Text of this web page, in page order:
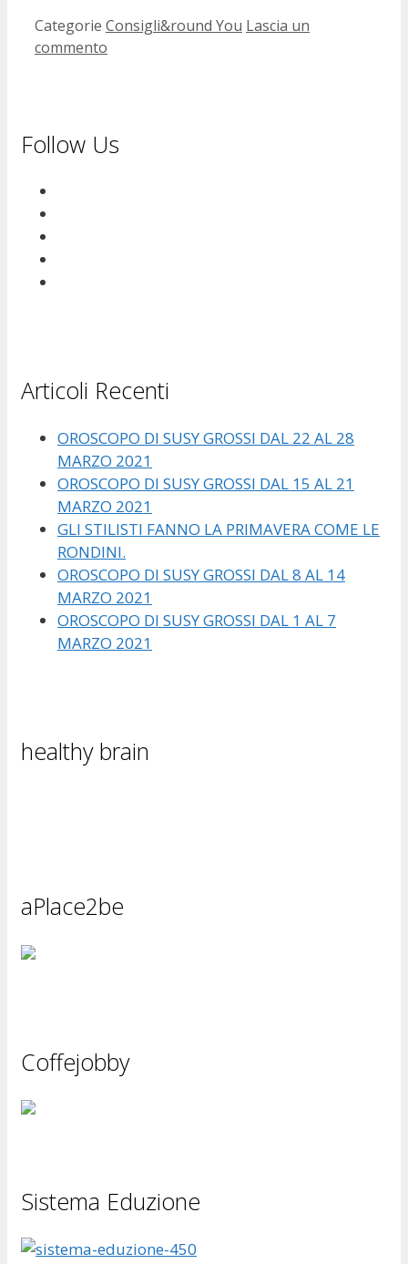
Categorie Consigli&round You Lascia un
commento
Follow Us
Articoli Recenti
OROSCOPO DI SUSY GROSSI DAL 22 AL 28
MARZO 2021
OROSCOPO DI SUSY GROSSI DAL 15 AL 21
MARZO 2021
GLI STILISTI FANNO LA PRIMAVERA COME LE
RONDINI.
OROSCOPO DI SUSY GROSSI DAL 8 AL 14
MARZO 2021
OROSCOPO DI SUSY GROSSI DAL 1 AL 7
MARZO 2021
healthy brain
aPlace2be
Coffejobby
Sistema Eduzione